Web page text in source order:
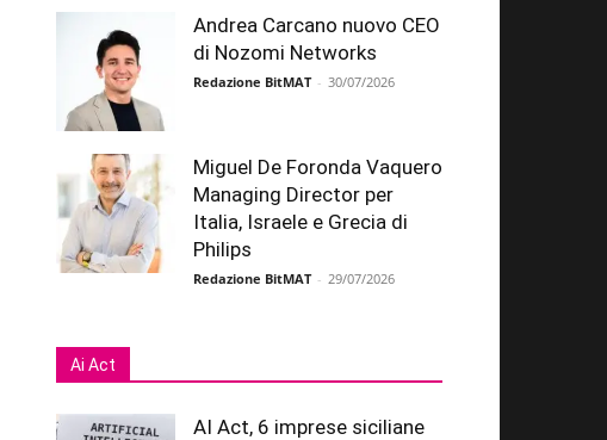
Andrea Carcano nuovo CEO
di Nozomi Networks
Redazione BitMAT - 30/07/2026
Miguel De Foronda Vaquero
Managing Director per
Italia, Israele e Grecia di
Philips
Redazione BitMAT - 29/07/2026
Ai Act
AI Act, 6 imprese siciliane